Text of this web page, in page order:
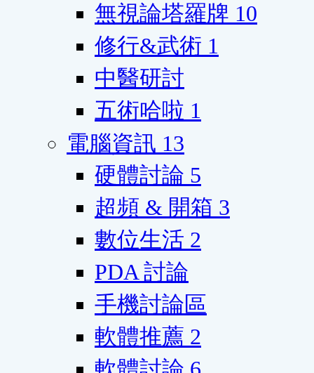
無視論塔羅牌 10
修行&武術 1
中醫研討
五術哈啦 1
電腦資訊 13
硬體討論 5
超頻 & 開箱 3
數位生活 2
PDA 討論
手機討論區
軟體推薦 2